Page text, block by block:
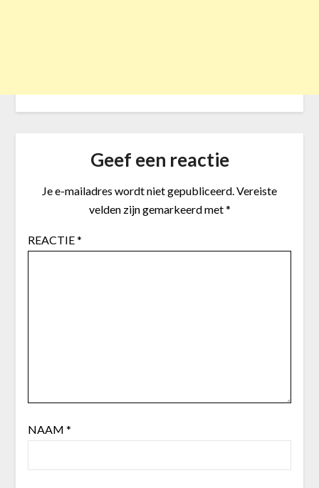
Geef een reactie
Je e-mailadres wordt niet gepubliceerd.Vereiste
velden zijn gemarkeerd met*
REACTIE*
NAAM *